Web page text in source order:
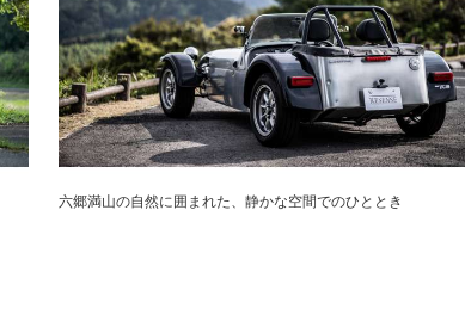
六郷満山の自然に囲まれた、静かな空間でのひととき